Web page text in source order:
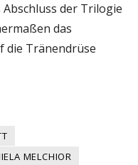
der Trilogie
das
die Tränendrüse
MELCHIOR